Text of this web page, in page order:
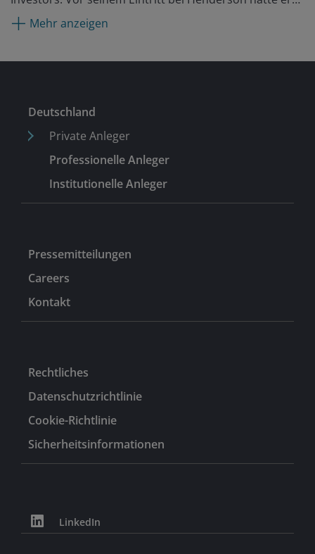
Positionen bei Gartmore, Moore Capital und Pioneer
Investments als Analyst für Technologiewerte in
im Technologiesektor als Portfoliomanager bei Herald
Mehr anzeigen
Deutschland
Private Anleger
Professionelle Anleger
Institutionelle Anleger
Pressemitteilungen
Careers
Kontakt
Rechtliches
Datenschutzrichtlinie
Cookie-Richtlinie
Sicherheitsinformationen
LinkedIn